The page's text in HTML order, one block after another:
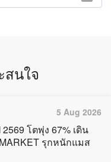
นใจ
5 Aug 2026
โตพุ่ง 67% เดิน
รุกหนักแมส